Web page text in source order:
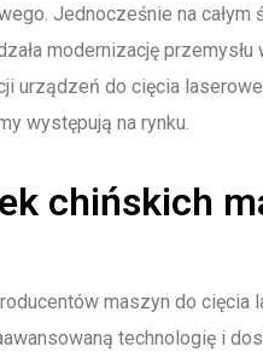
Jednocześnie na całym
modernizację
urządzeń do cięcia
występują na rynku.
chińskich
maszyn do cięcia
technologię i